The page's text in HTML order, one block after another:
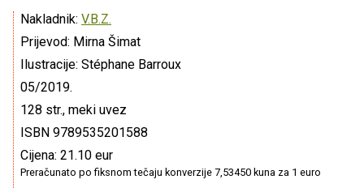
Nakladnik: V.B.Z.
Prijevod: Mirna Šimat
Ilustracije: Stéphane Barroux
05/2019.
128 str., meki uvez
ISBN 9789535201588
Cijena: 21.10 eur
Preračunato po fiksnom tečaju konverzije 7,53450 kuna za 1 euro